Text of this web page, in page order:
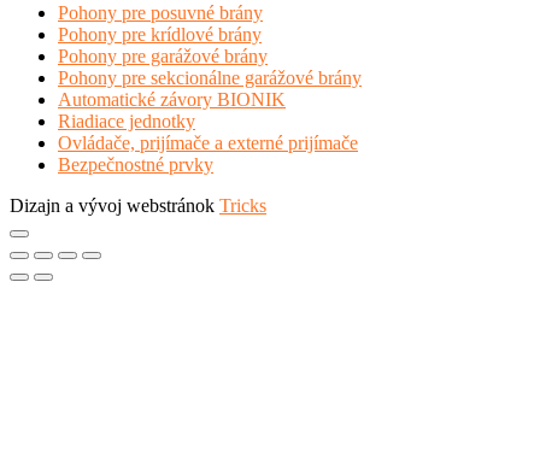
Pohony pre posuvné brány
Pohony pre krídlové brány
Pohony pre garážové brány
Pohony pre sekcionálne garážové brány
Automatické závory BIONIK
Riadiace jednotky
Ovládače, prijímače a externé prijímače
Bezpečnostné prvky
Dizajn a vývoj webstránok Tricks